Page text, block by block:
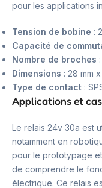
pour les applications
Tension de bobine :
Capacité de
Nombre de broches
Dimensions : 28 mm
Type de contact :
Applications et
Le relais 24v 30a est
notamment en
pour le prototypage
de comprendre le
électrique. Ce relais